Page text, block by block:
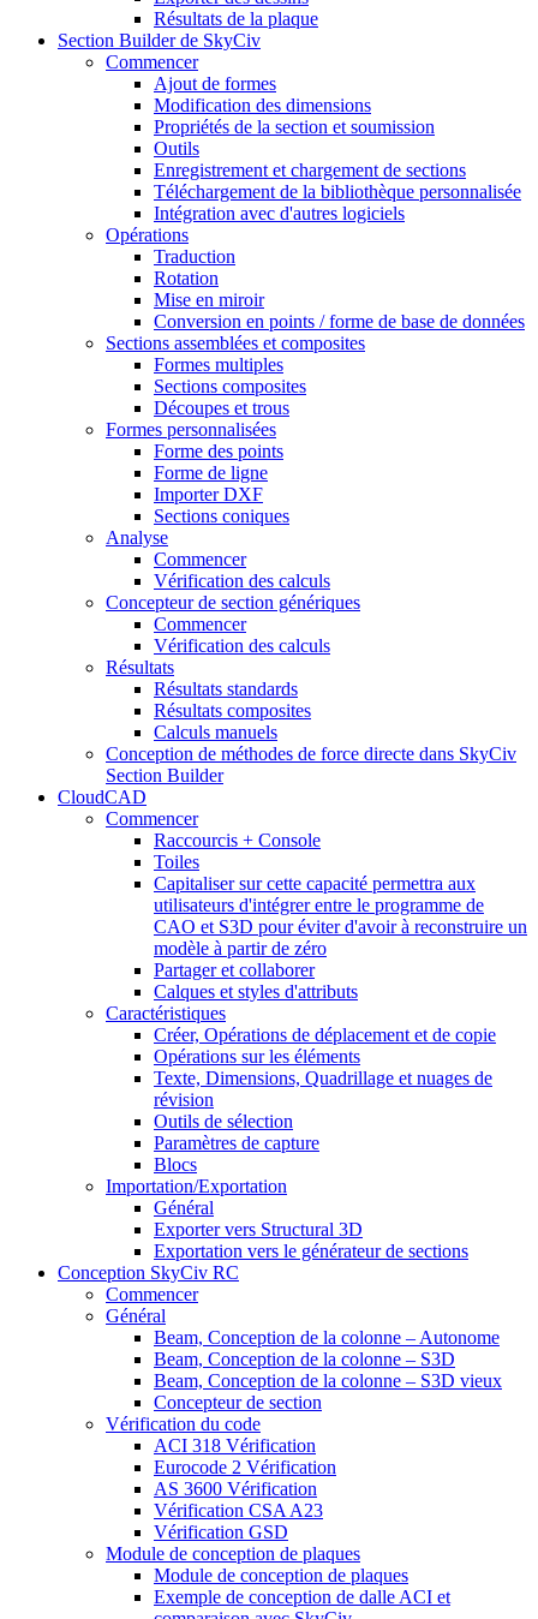
Résultats de la plaque
Section Builder de SkyCiv
Commencer
Ajout de formes
Modification des dimensions
Propriétés de la section et soumission
Outils
Enregistrement et chargement de sections
Téléchargement de la bibliothèque personnalisée
Intégration avec d'autres logiciels
Opérations
Traduction
Rotation
Mise en miroir
Conversion en points / forme de base de données
Sections assemblées et composites
Formes multiples
Sections composites
Découpes et trous
Formes personnalisées
Forme des points
Forme de ligne
Importer DXF
Sections coniques
Analyse
Commencer
Vérification des calculs
Concepteur de section génériques
Commencer
Vérification des calculs
Résultats
Résultats standards
Résultats composites
Calculs manuels
Conception de méthodes de force directe dans SkyCiv
Section Builder
CloudCAD
Commencer
Raccourcis + Console
Toiles
Capitaliser sur cette capacité permettra aux
utilisateurs d'intégrer entre le programme de
CAO et S3D pour éviter d'avoir à reconstruire un
modèle à partir de zéro
Partager et collaborer
Calques et styles d'attributs
Caractéristiques
Créer, Opérations de déplacement et de copie
Opérations sur les éléments
Texte, Dimensions, Quadrillage et nuages ​​de
révision
Outils de sélection
Paramètres de capture
Blocs
Importation/Exportation
Général
Exporter vers Structural 3D
Exportation vers le générateur de sections
Conception SkyCiv RC
Commencer
Général
Beam, Conception de la colonne – Autonome
Beam, Conception de la colonne – S3D
Beam, Conception de la colonne – S3D vieux
Concepteur de section
Vérification du code
ACI 318 Vérification
Eurocode 2 Vérification
AS 3600 Vérification
Vérification CSA A23
Vérification GSD
Module de conception de plaques
Module de conception de plaques
Exemple de conception de dalle ACI et